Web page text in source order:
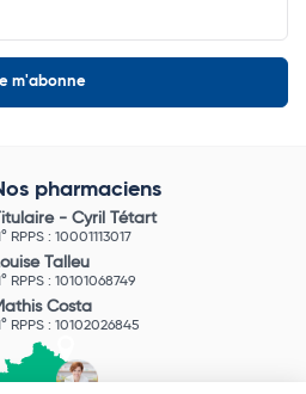
pharmaciens
- Cyril Tétart
RPPS : 10001113017
Talleu
RPPS : 10101068749
Costa
RPPS : 10102026845